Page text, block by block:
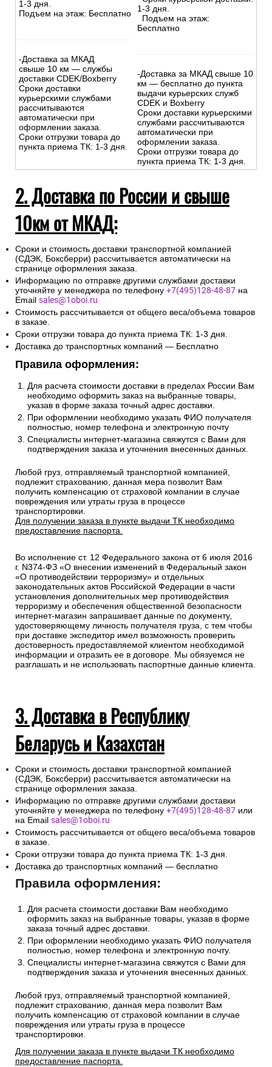
1-3 дня.
Подъем на этаж: Бесплатно
-Доставка за МКАД
свыше 10 км — службы
доставки CDEK/Boxberry
Сроки доставки
курьерскими службами
рассчитываются
автоматически при
оформлении заказа.
Сроки отгрузки товара до
пункта приема ТК: 1-3 дня.
1-3 дня.
Подъем на этаж:
Бесплатно
-Доставка за МКАД свыше 10
км — бесплатно до пункта
выдачи курьерских служб
CDEK и Boxberry
Сроки доставки курьерскими
службами рассчитываются
автоматически при
оформлении заказа.
Сроки отгрузки товара до
пункта приема ТК: 1-3 дня.
2. Доставка по России и свыше
10км от МКАД:
Сроки и стоимость доставки транспортной компанией
(СДЭК, Боксберри) рассчитывается автоматически на
странице оформления заказа.
Информацию по отправке другими службами доставки
уточняйте у менеджера по телефону +7(495)128-48-87 на
Email sales@1oboi.ru
Стоимость рассчитывается от общего веса/объема товаров
в заказе.
Сроки отгрузки товара до пункта приема ТК: 1-3 дня.
Доставка до транспортных компаний — Бесплатно
Правила оформления:
Для расчета стоимости доставки в пределах России Вам
необходимо оформить заказ на выбранные товары,
указав в форме заказа точный адрес доставки.
При оформлении необходимо указать ФИО получателя
полностью, номер телефона и электронную почту
Специалисты интернет-магазина свяжутся с Вами для
подтверждения заказа и уточнения внесенных данных.
Любой груз, отправляемый транспортной компанией,
подлежит страхованию, данная мера позволит Вам
получить компенсацию от страховой компании в случае
повреждения или утраты груза в процессе
транспортировки.
Для получении заказа в пункте выдачи ТК необходимо
предоставление паспорта.
Во исполнение ст. 12 Федерального закона от 6 июля 2016
г. N374-ФЗ «О внесении изменений в Федеральный закон
«О противодействии терроризму» и отдельных
законодательных актов Российской Федерации в части
установления дополнительных мер противодействия
терроризму и обеспечения общественной безопасности
интернет-магазин запрашивает данные по документу,
удостоверяющему личность получателя груза, с тем чтобы
при доставке экспедитор имел возможность проверить
достоверность предоставляемой клиентом необходимой
информации и отразить ее в договоре. Мы обязуемся не
разглашать и не использовать паспортные данные клиента.
3. Доставка в Республику
Беларусь и Казахстан
Сроки и стоимость доставки транспортной компанией
(СДЭК, Боксберри) рассчитывается автоматически на
странице оформления заказа.
Информацию по отправке другими службами доставки
уточняйте у менеджера по телефону +7(495)128-48-87 или
на Email sales@1oboi.ru
Стоимость рассчитывается от общего веса/объема товаров
в заказе.
Сроки отгрузки товара до пункта приема ТК: 1-3 дня.
Доставка до транспортных компаний — бесплатно
Правила оформления:
Для расчета стоимости доставки Вам необходимо
оформить заказ на выбранные товары, указав в форме
заказа точный адрес доставки.
При оформлении необходимо указать ФИО получателя
полностью, номер телефона и электронную почту.
Специалисты интернет-магазина свяжутся с Вами для
подтверждения заказа и уточнения внесенных данных.
Любой груз, отправляемый транспортной компанией,
подлежит страхованию, данная мера позволит Вам
получить компенсацию от страховой компании в случае
повреждения или утраты груза в процессе
транспортировки.
Для получении заказа в пункте выдачи ТК необходимо
предоставление паспорта.